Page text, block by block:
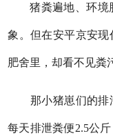
猪粪遍地、环境
象。但在安平京安
肥舍里，却看不见粪
那小猪崽们的排
每天排泄粪便2.5公